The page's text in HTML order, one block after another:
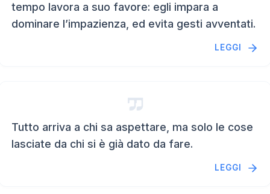
tempo lavora a suo favore: egli impara a
dominare l’impazienza, ed evita gesti avventati.
LEGGI
Tutto arriva a chi sa aspettare, ma solo le cose
lasciate da chi si è già dato da fare.
LEGGI